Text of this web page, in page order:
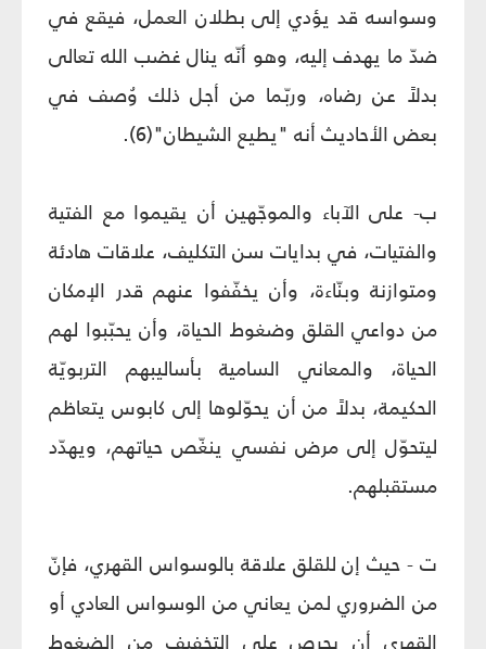
وسواسه قد يؤدي إلى بطلان العمل، فيقع في
ضدّ ما يهدف إليه، وهو أنّه ينال غضب الله تعالى
بدلاً عن رضاه، وربّما من أجل ذلك وُصف في
بعض الأحاديث أنه "يطيع الشيطان"(6).
ب- على الآباء والموجّهين أن يقيموا مع الفتية
والفتيات، في بدايات سن التكليف، علاقات هادئة
ومتوازنة وبنّاءة، وأن يخفّفوا عنهم قدر الإمكان
من دواعي القلق وضغوط الحياة، وأن يحبّبوا لهم
الحياة، والمعاني السامية بأساليبهم التربويّة
الحكيمة، بدلاً من أن يحوّلوها إلى كابوس يتعاظم
ليتحوّل إلى مرض نفسي ينغّص حياتهم، ويهدّد
مستقبلهم.
ت - حيث إن للقلق علاقة بالوسواس القهري، فإنّ
من الضروري لمن يعاني من الوسواس العادي أو
القهري أن يحرص على التخفيف من الضغوط